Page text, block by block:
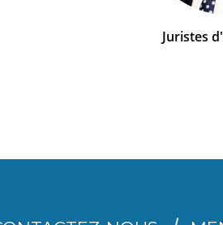
Juristes